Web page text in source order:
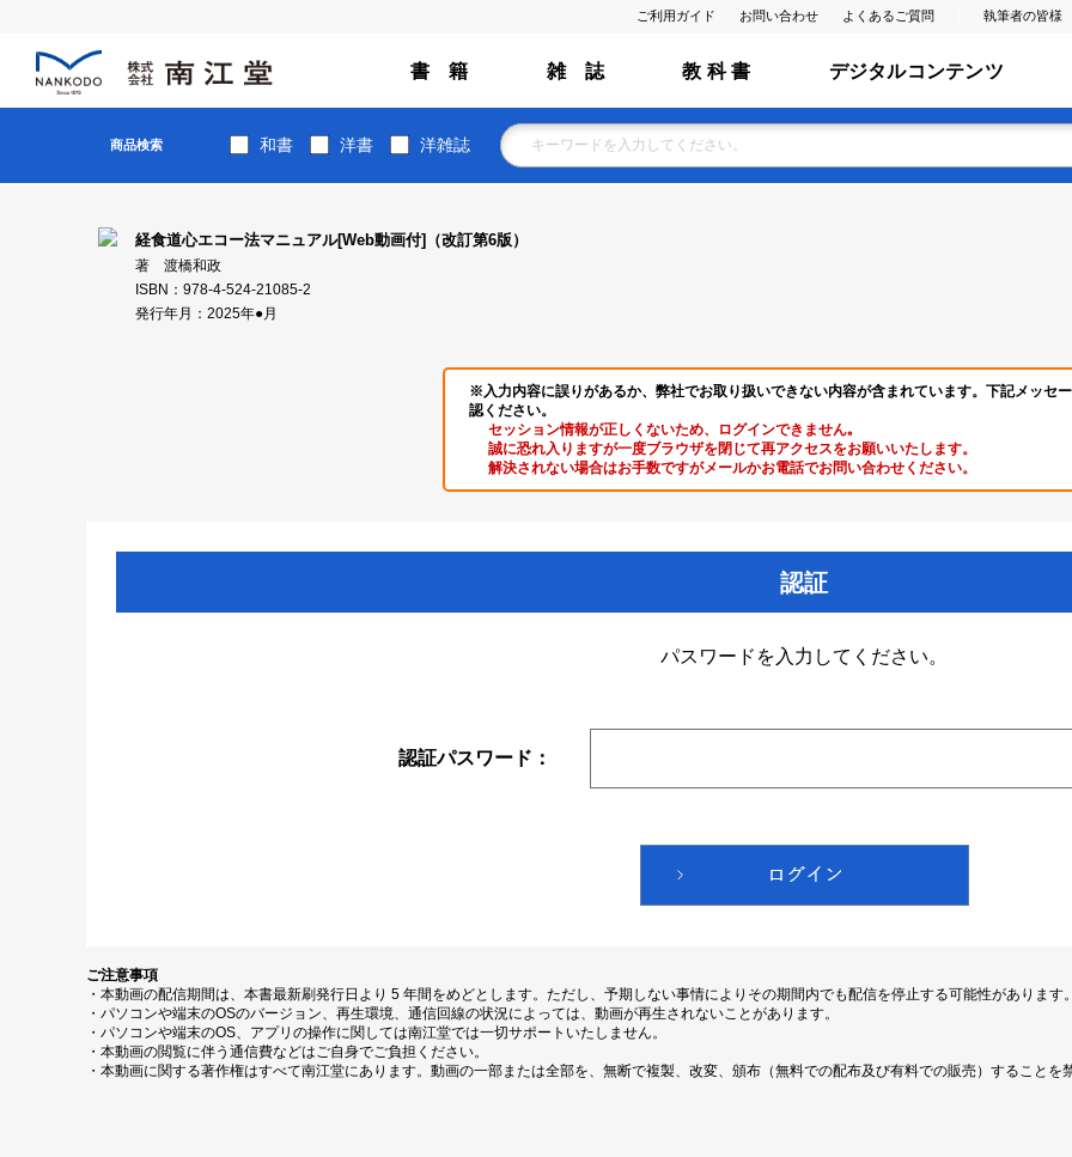
ご利用ガイド お問い合わせ よくあるご質問 執筆者の皆様
書 籍 雑 誌 教 科 書 デジタルコンテンツ
商品検索 和書 洋書 洋雑誌
経食道心エコー法マニュアル[Web動画付]（改訂第6版）
著 渡橋和政
ISBN：978-4-524-21085-2
発行年月：2025年●月
※入力内容に誤りがあるか、弊社でお取り扱いできない内容が含まれています。下記メッセ
認ください。
セッション情報が正しくないため、ログインできません｡
誠に恐れ入りますが一度ブラウザを閉じて再アクセスをお願いいたします。
解決されない場合はお手数ですがメールかお電話でお問い合わせください。
認証
パスワードを入力してください。
認証パスワード：
ご注意事項
・本動画の配信期間は、本書最新刷発行日より 5 年間をめどとします。ただし、予期しない事情によりその期間内でも配信を停止する可能性があります。
・パソコンや端末のOSのバージョン、再生環境、通信回線の状況によっては、動画が再生されないことがあります。
・パソコンや端末のOS、アプリの操作に関しては南江堂では一切サポートいたしません。
・本動画の閲覧に伴う通信費などはご自身でご負担ください。
・本動画に関する著作権はすべて南江堂にあります。動画の一部または全部を、無断で複製、改変、頒布（無料での配布及び有料での販売）することを